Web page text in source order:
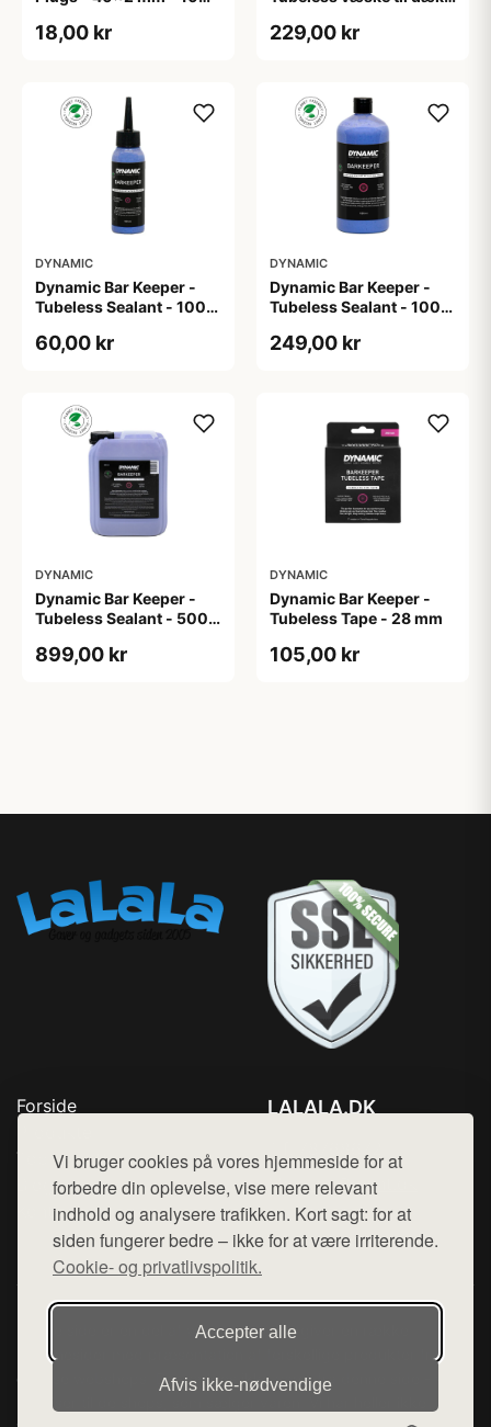
Vi bruger cookies på vores hjemmeside for at
forbedre din oplevelse, vise mere relevant
indhold og analysere trafikken. Kort sagt: for at
siden fungerer bedre – ikke for at være irriterende.
Cookie- og privatlivspolitik.
Accepter alle
Afvis ikke‑nødvendige
18,00 kr 229,00 kr
DYNAMIC
Dynamic Bar Keeper -
Tubeless Sealant - 100
60,00 kr
DYNAMIC
Dynamic Bar Keeper -
Tubeless Sealant - 1000
249,00 kr
DYNAMIC
Dynamic Bar Keeper -
Tubeless Sealant - 5000
899,00 kr
DYNAMIC
Dynamic Bar Keeper -
Tubeless Tape - 28 mm
105,00 kr
Forside
Top Rabatter
Blog
Kontakt
LALALA.DK
Mail: hej@want.dk
Cookie- og privatlivspolitik
Denne side er en del af want.dk, der udgiver en række
hjemmesider med præsentation af forskellige produkter fra
diverse webshops. Der sælges ikke varer fra denne side - vi